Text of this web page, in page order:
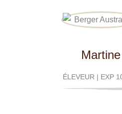
Martine
ÉLEVEUR | EXP